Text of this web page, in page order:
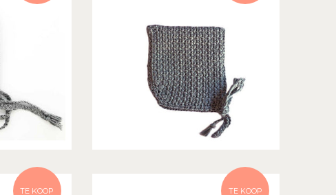
TE KOOP TE KOOP